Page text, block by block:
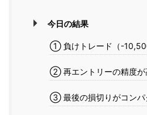
今日の結果
① 負けトレード（-
② 再エントリーの精度が
③ 最後の損切りがコンパ